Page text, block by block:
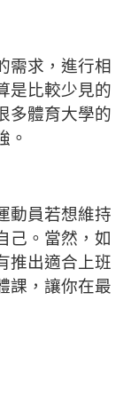
需求，進行相
是比較少見的
多體育大學的
。
動員若想維持
己。當然，如
推出適合上班
課，讓你在最